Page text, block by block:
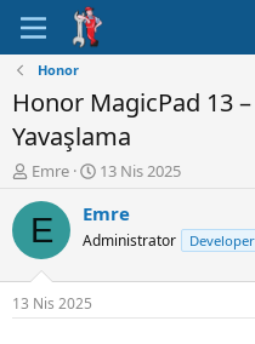
Honor
Honor MagicPad 13
Yavaşlama
K
n
u
y
u
B
a
Emre
B
ş
l
n
ı
13 Nis 2025
E Emre
Administrator Developer
13 Nis 2025